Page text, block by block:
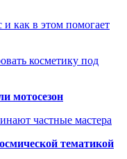
и как в этом помогает
косметику под
мотосезон
частные мастера
тематикой